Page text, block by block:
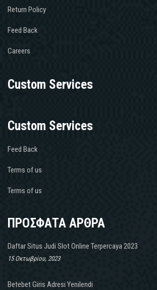
Return Policy
Feed Back
Careers
Custom Services
Custom Services
Feed Back
Terms of us
Terms of us
ΠΡΟΣΦΑΤΑ ΑΡΘΡΑ
Daftar Situs Judi Slot Online Terpercaya 2023
15 Οκτωβρίου, 2023
Betebet Giris Adresi Yenilendi